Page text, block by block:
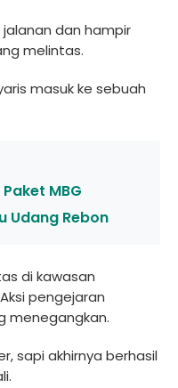
dan hampir
melintas.
masuk ke sebuah
MBG
Udang Rebon
di kawasan
pengejaran
menegangkan.
sapi akhirnya berhasil